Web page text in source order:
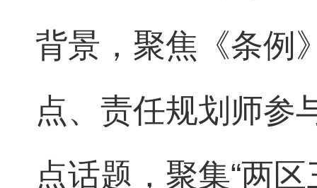
背景，聚焦《条例
点、责任规划师参
点话题，聚集“两